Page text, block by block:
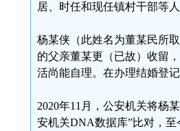
居、时任和现任镇村干部等
杨某侠（此姓名为董某民所
的父亲董某更（已故）收留
活尚能自理。在办理结婚登
2020年11月，公安机关将杨
安机关DNA数据库”比对，